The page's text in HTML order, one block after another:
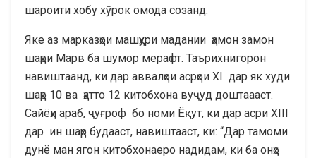
шароити хобу хӯрок омода созанд.
Яке аз марказҳои машҳури мадании ҳамон замон
шаҳри Марв ба шумор мерафт. Таърихнигорон
навиштаанд, ки дар аввалҳои асрҳои ХI дар як худи
шаҳр 10 ва ҳатто 12 китобхона вуҷуд доштаааст.
Сайёҳи араб, ҷуғроф бо номи Ёқут, ки дар асри ХIII
дар ин шаҳр будааст, навиштааст, ки: “Дар тамоми
дунё ман ягон китобхонаеро надидам, ки ба онҳо